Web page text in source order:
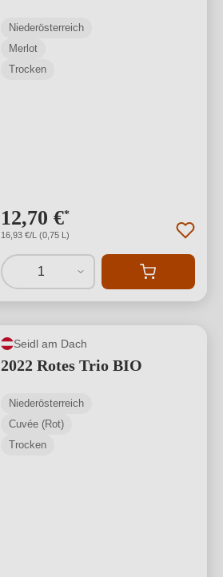
Niederösterreich
Merlot
Trocken
12,70 €*
16,93 €/L (0,75 L)
1
Seidl am Dach
2022 Rotes Trio BIO
Niederösterreich
Cuvée (Rot)
Trocken